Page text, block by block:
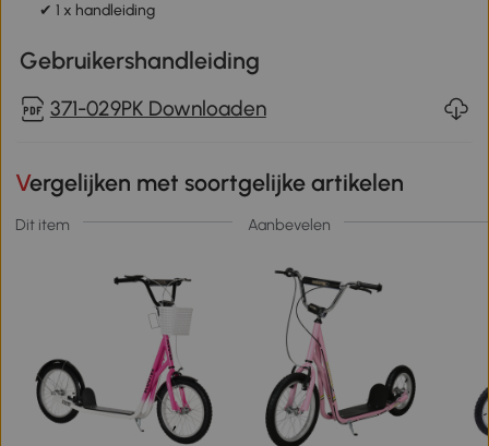
✔ 1 x handleiding
Gebruikershandleiding
371-029PK Downloaden
Vergelijken met soortgelijke artikelen
Dit item Aanbevelen